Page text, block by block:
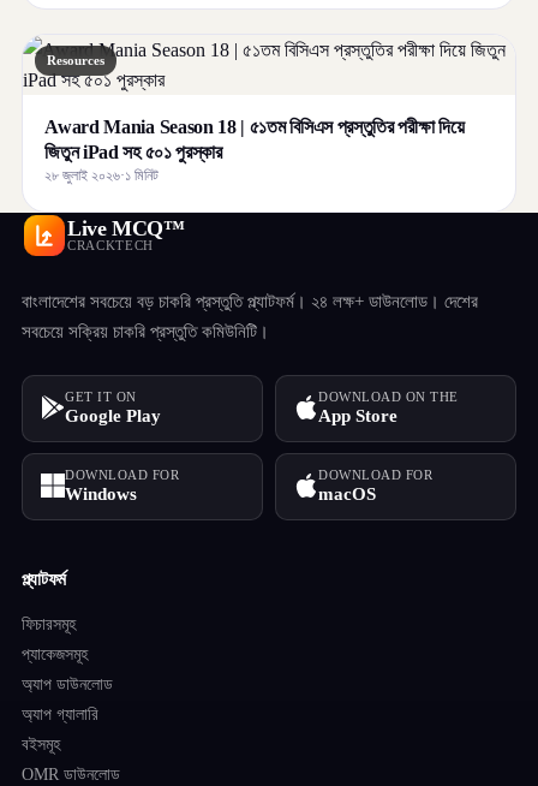
Resources
Award Mania Season 18 | ৫১তম বিসিএস প্রস্তুতির পরীক্ষা দিয়ে
জিতুন iPad সহ ৫০১ পুরস্কার
২৮ জুলাই ২০২৬·১ মিনিট
Live MCQ™
CRACKTECH
বাংলাদেশের সবচেয়ে বড় চাকরি প্রস্তুতি প্ল্যাটফর্ম। ২৪ লক্ষ+ ডাউনলোড। দেশের
সবচেয়ে সক্রিয় চাকরি প্রস্তুতি কমিউনিটি।
GET IT ON
Google Play
DOWNLOAD ON THE
App Store
DOWNLOAD FOR
Windows
DOWNLOAD FOR
macOS
প্ল্যাটফর্ম
ফিচারসমূহ
প্যাকেজসমূহ
অ্যাপ ডাউনলোড
অ্যাপ গ্যালারি
বইসমূহ
OMR ডাউনলোড